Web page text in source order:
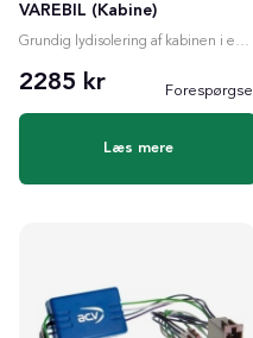
VAREBIL (Kabine)
Grundig lydisolering af kabinen i en varebil (4.5 m²)
2285 kr Forespørgsel
Læs mere